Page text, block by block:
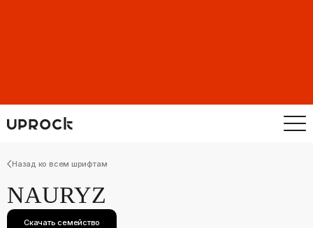
Назад ко всем шрифтам
NAURYZ
Скачать семейство